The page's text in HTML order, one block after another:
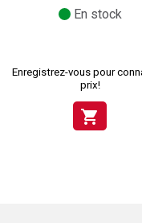
En stock
Enregistrez-vous pour
prix!
shopping_cart